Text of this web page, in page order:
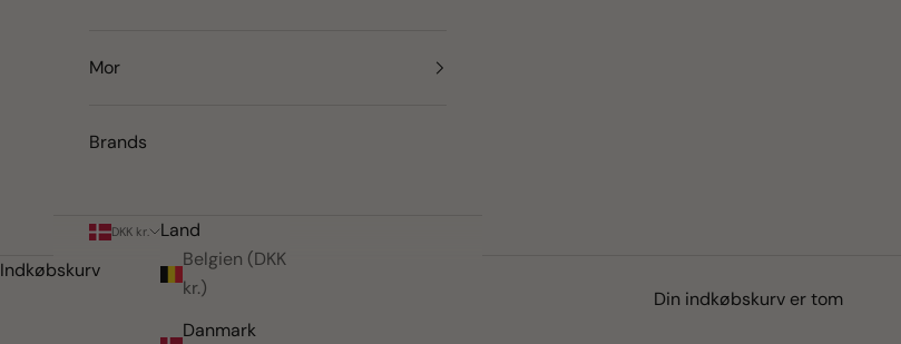
Mor
Brands
DKK kr.
Land
Belgien (DKK
kr.)
Danmark
Indkøbskurv
Din indkøbskurv er tom